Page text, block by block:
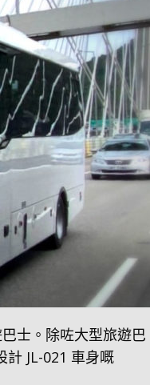
士。除咗大型旅遊巴
計 JL-021 車身嘅